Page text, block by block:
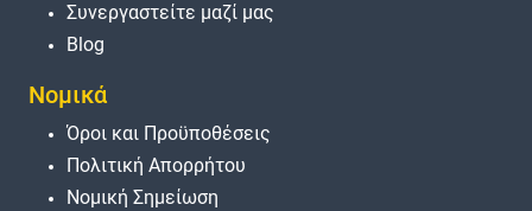
Συνεργαστείτε μαζί μας
Blog
Νομικά
Όροι και Προϋποθέσεις
Πολιτική Απορρήτου
Νομική Σημείωση